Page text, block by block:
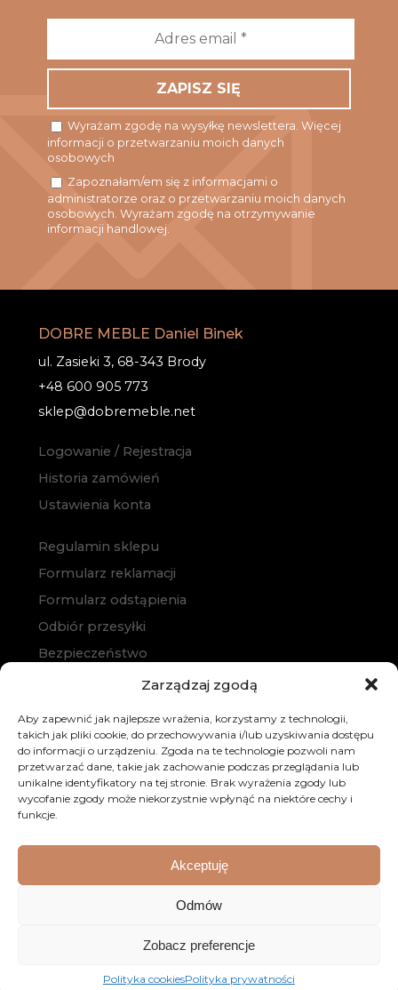
Zarządzaj zgodą
Aby zapewnić jak najlepsze wrażenia, korzystamy z technologii,
takich jak pliki cookie, do przechowywania i/lub uzyskiwania dostępu
do informacji o urządzeniu. Zgoda na te technologie pozwoli nam
przetwarzać dane, takie jak zachowanie podczas przeglądania lub
unikalne identyfikatory na tej stronie. Brak wyrażenia zgody lub
wycofanie zgody może niekorzystnie wpłynąć na niektóre cechy i
funkcje.
Akceptuję
Odmów
Zobacz preferencje
Polityka cookiesPolityka prywatności
*
Wyrażam zgodę na wysyłkę newslettera. Więcej
informacji o przetwarzaniu moich danych
osobowych
Zapoznałam/em się z informacjami o
administratorze oraz o przetwarzaniu moich danych
osobowych. Wyrażam zgodę na otrzymywanie
informacji handlowej.
DOBRE MEBLE Daniel Binek
ul. Zasieki 3, 68-343 Brody
+48 600 905 773
sklep@dobremeble.net
Logowanie / Rejestracja
Historia zamówień
Ustawienia konta
Regulamin sklepu
Formularz reklamacji
Formularz odstąpienia
Odbiór przesyłki
Bezpieczeństwo
Polityka prywatności
Zakup na raty
Kontakt
© 2026 Dobre Meble. Wszystkie prawa zastrzeżone.